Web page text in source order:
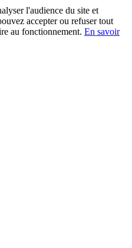
l'audience du site et
accepter ou refuser tout
au fonctionnement. En savoir